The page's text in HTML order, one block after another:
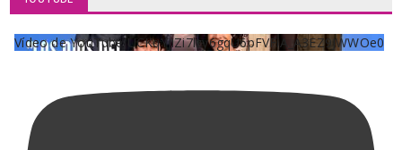
Vídeo de YouTube UCKqYjiZi7lzy6gqU6pFVFiA_A3EZ9JWWOe0